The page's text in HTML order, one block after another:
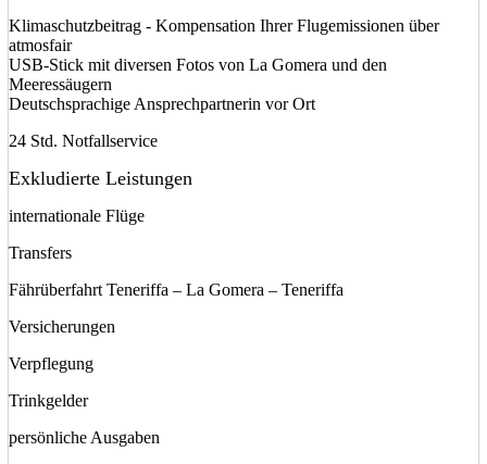
Klimaschutzbeitrag - Kompensation Ihrer Flugemissionen über
atmosfair
USB-Stick mit diversen Fotos von La Gomera und den
Meeressäugern
Deutschsprachige Ansprechpartnerin vor Ort
24 Std. Notfallservice
Exkludierte Leistungen
internationale Flüge
Transfers
Fährüberfahrt Teneriffa – La Gomera – Teneriffa
Versicherungen
Verpflegung
Trinkgelder
persönliche Ausgaben